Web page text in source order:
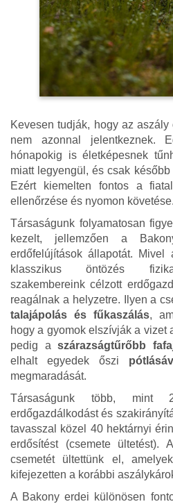
Kevesen tudják, hogy az
nem azonnal jelentkeznek.
hónapokig is életképesnek
miatt legyengül, és csak
Ezért kiemelten fontos a
ellenőrzése és nyomon követése.
Társaságunk folyamatosan
kezelt, jellemzően a
erdőfelújítások állapotát. Mivel
klasszikus öntözés
szakembereink célzott
reagálnak a helyzetre. Ilyen a
talajápolás és fűkaszálás,
hogy a gyomok elszívják a vizet
pedig a szárazságtűrőbb
elhalt egyedek őszi
megmaradását.
Társaságunk több, mint
erdőgazdálkodást és
tavasszal közel 40 hektárnyi
erdősítést (csemete ültetést).
csemetét ültettünk el,
kifejezetten a korábbi
A Bakony erdei különösen